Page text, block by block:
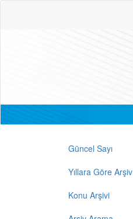
Güncel Sayı
Yıllara Göre Arşiv
Konu Arşivi